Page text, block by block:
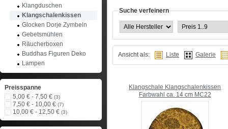
Suche verfeinern
Ansicht als: Liste Galerie
Klangschale Klangschalenkissen
Farbwahl ca. 14 cm MC22
Klangduschen
Klangschalenkissen
Glocken Dorje Zymbeln
Gebetsmühlen
Räucherboxen
Buddhas Figuren Deko
Lampen
Preisspanne
5,00 € - 7,50 € (3)
7,50 € - 10,00 € (7)
10,00 € - 12,50 € (3)